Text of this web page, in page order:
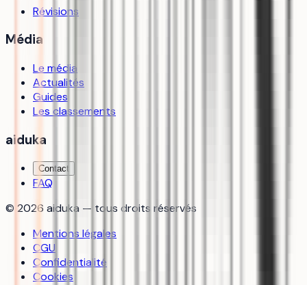
Révisions
Média
Le média
Actualités
Guides
Les classements
aiduka
Contact
FAQ
© 2026 aiduka — tous droits réservés
Mentions légales
CGU
Confidentialité
Cookies